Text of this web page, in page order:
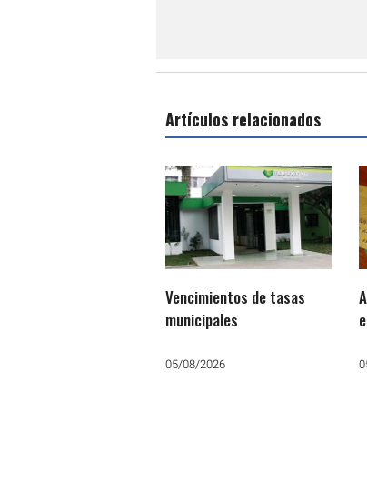
Artículos relacionados
Vencimientos de tasas
municipales
05/08/2026